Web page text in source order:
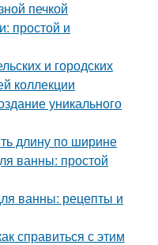
печкой
простой и
и городских
коллекции
уникального
длину по ширине
ванны: простой
ванны: рецепты и
справиться с этим